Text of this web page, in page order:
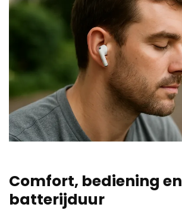
Comfort, bediening en
batterijduur